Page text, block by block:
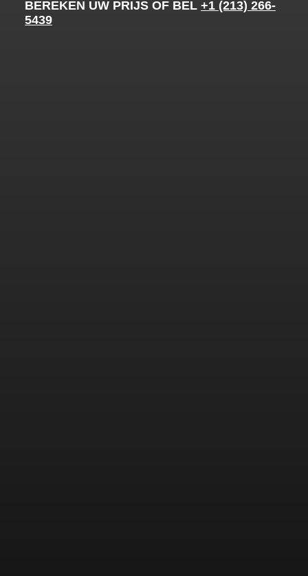
BEREKEN UW PRIJS OF BEL +1 (213) 266-
5439